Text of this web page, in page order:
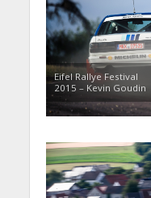
Eifel Rallye Festival
2015 – Kevin Goudin